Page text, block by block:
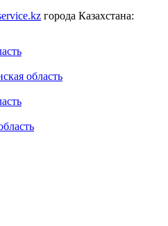
города Казахстана:
область